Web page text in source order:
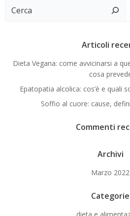
Cerca
Articoli
Dieta Vegana: come avvicinarsi a
cosa
Epatopatia alcolica: cos’è e quali
Soffio al cuore: cause,
Commenti
Archivi
Marzo 2022
Categorie